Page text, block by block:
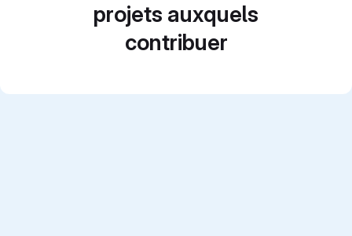
projets auxquels
contribuer